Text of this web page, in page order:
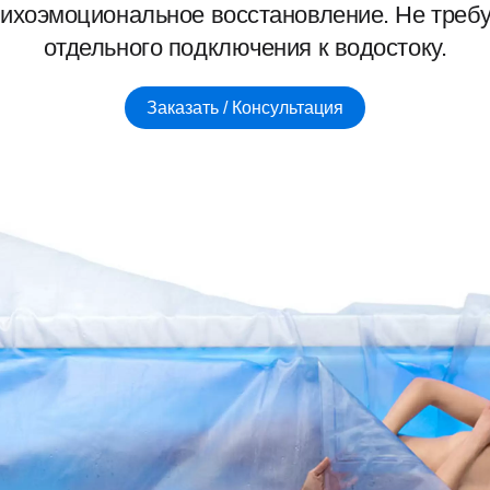
восстановление. Не
отдельного подключения к водостоку.
Заказать / Консультация